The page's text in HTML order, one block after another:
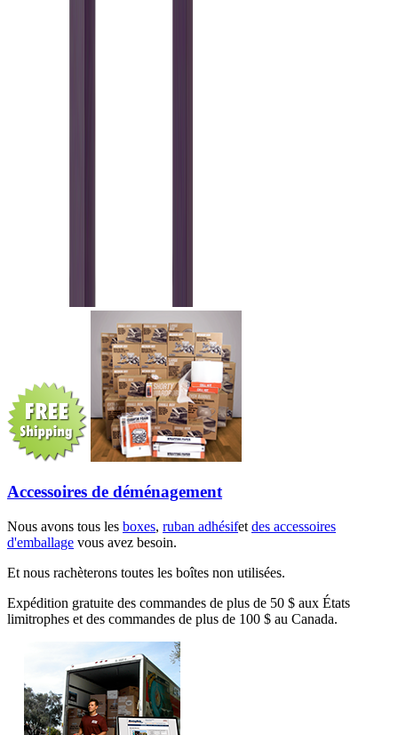
Accessoires de déménagement
Nous avons tous les boxes, ruban adhésifet des accessoires
d'emballage vous avez besoin.
Et nous rachèterons toutes les boîtes non utilisées.
Expédition gratuite des commandes de plus de 50 $ aux États
limitrophes et des commandes de plus de 100 $ au Canada.